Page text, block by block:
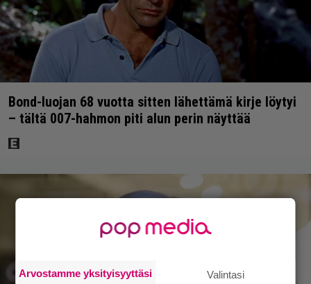
Bond-luojan 68 vuotta sitten lähettämä kirje löytyi
– tältä 007-hahmon piti alun perin näyttää
Arvostamme yksityisyyttäsi Valintasi